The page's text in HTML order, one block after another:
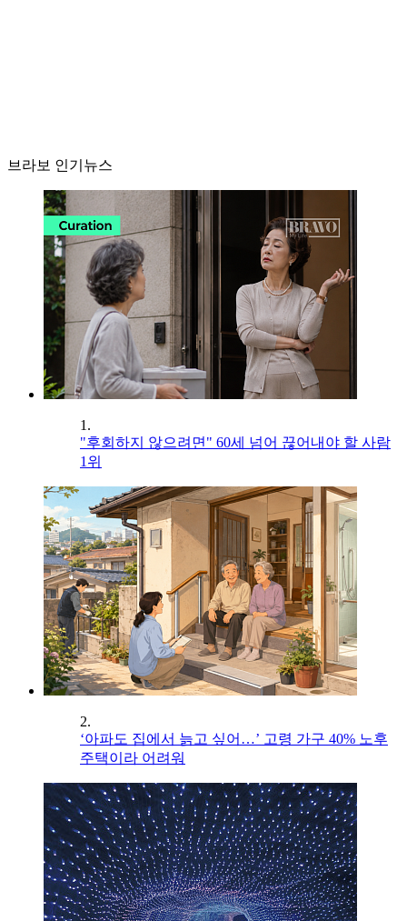
브라보 인기뉴스
1.
"후회하지 않으려면" 60세 넘어 끊어내야 할 사람
1위
2.
‘아파도 집에서 늙고 싶어…’ 고령 가구 40% 노후
주택이라 어려워